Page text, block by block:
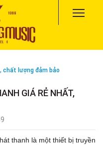
chất lượng đảm bảo
GIÁ RẺ NHẤT,
thanh là một thiết bị truyền